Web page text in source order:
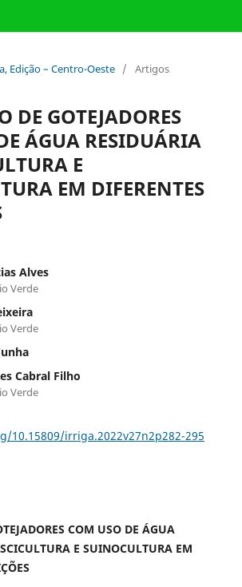
Edição – Centro-Oeste / Artigos
DE GOTEJADORES
ÁGUA RESIDUÁRIA
E
EM DIFERENTES
Alves
Verde
Verde
Cabral Filho
Verde
10.15809/irriga.2022v27n2p282-295
COM USO DE ÁGUA
E SUINOCULTURA EM